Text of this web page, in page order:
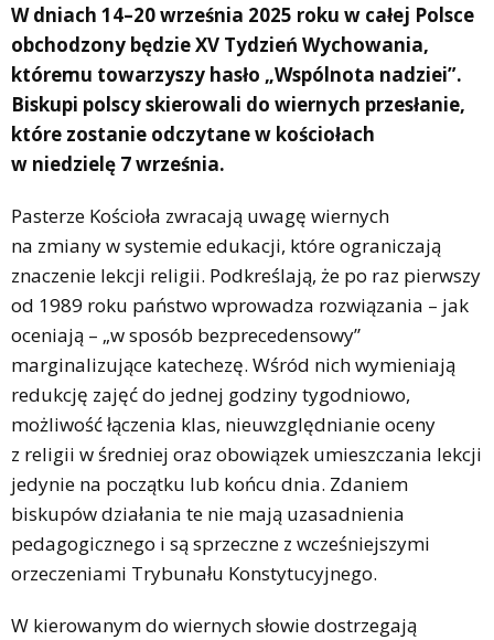
W dniach 14–20 września 2025 roku w całej Polsce
obchodzony będzie XV Tydzień Wychowania,
któremu towarzyszy hasło „Wspólnota nadziei”.
Biskupi polscy skierowali do wiernych przesłanie,
które zostanie odczytane w kościołach
w niedzielę 7 września.
Pasterze Kościoła zwracają uwagę wiernych
na zmiany w systemie edukacji, które ograniczają
znaczenie lekcji religii. Podkreślają, że po raz pierwszy
od 1989 roku państwo wprowadza rozwiązania – jak
oceniają – „w sposób bezprecedensowy”
marginalizujące katechezę. Wśród nich wymieniają
redukcję zajęć do jednej godziny tygodniowo,
możliwość łączenia klas, nieuwzględnianie oceny
z religii w średniej oraz obowiązek umieszczania lekcji
jedynie na początku lub końcu dnia. Zdaniem
biskupów działania te nie mają uzasadnienia
pedagogicznego i są sprzeczne z wcześniejszymi
orzeczeniami Trybunału Konstytucyjnego.
W kierowanym do wiernych słowie dostrzegają